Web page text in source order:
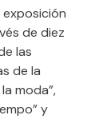
de diez
las
de la
moda”,
y